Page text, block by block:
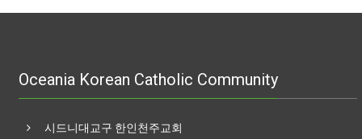
Oceania Korean Catholic Community
시드니대교구 한인천주교회